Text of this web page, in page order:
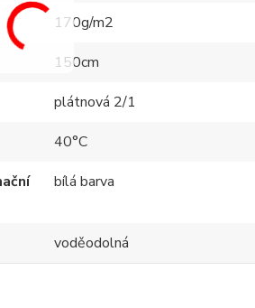
170g/m2
150cm
plátnová 2/1
40°C
bílá barva
voděodolná